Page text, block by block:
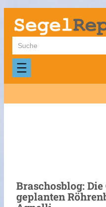
Zum
Inhalt
springen
Suchen
Braschosblog:
geplanten